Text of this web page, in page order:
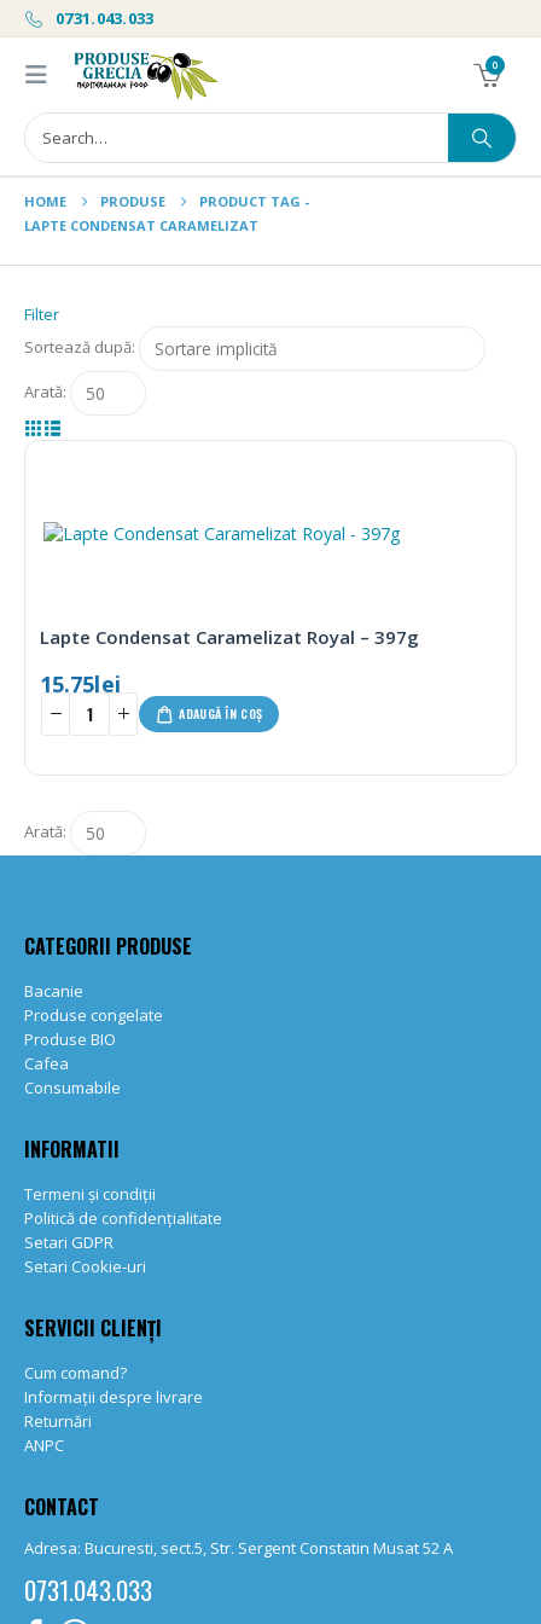
0731.043.033
0
HOME PRODUSE
PRODUCT TAG -
LAPTE CONDENSAT CARAMELIZAT
Filter
Sortează după:
Arată:
Lapte Condensat Caramelizat Royal – 397g
15.75lei
ADAUGĂ ÎN COȘ
Arată:
CATEGORII PRODUSE
Bacanie
Produse congelate
Produse BIO
Cafea
Consumabile
INFORMATII
Termeni și condiții
Politică de confidențialitate
Setari GDPR
Setari Cookie-uri
SERVICII CLIENȚI
Cum comand?
Informații despre livrare
Returnări
ANPC
CONTACT
Adresa: Bucuresti, sect.5, Str. Sergent Constatin Musat 52 A
0731.043.033